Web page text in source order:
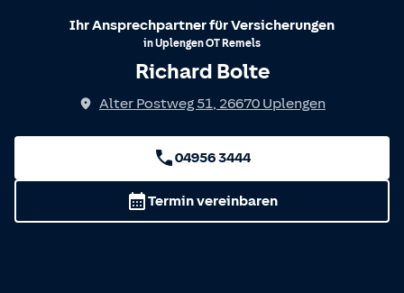
Ihr Ansprechpartner für Versicherungen
inUplengenOT Remels
Richard Bolte
Alter Postweg 51, 26670 Uplengen
04956 3444
Termin vereinbaren